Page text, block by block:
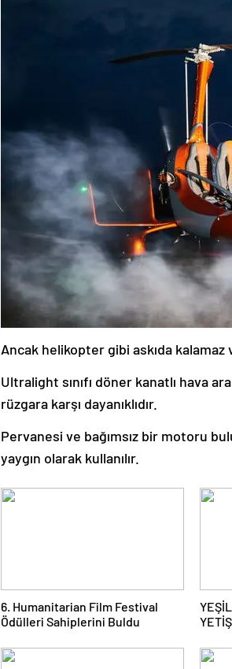
Ancak helikopter gibi askıda
Ultralight sınıfı döner kanatlı hava
rüzgara karşı dayanıklıdır.
Pervanesi ve bağımsız bir motoru
yaygın olarak kullanılır.
6. Humanitarian Film Festival
Ödülleri Sahiplerini Buldu